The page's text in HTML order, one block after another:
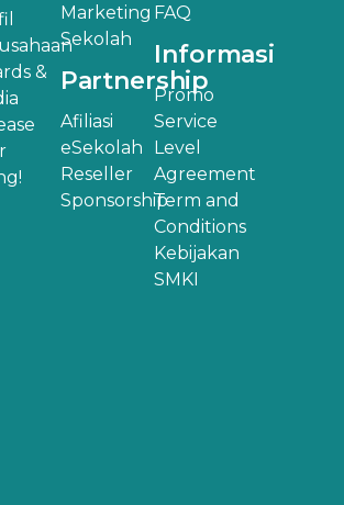
&
Marketing
Sekolah
Partnership
Afiliasi
eSekolah
Reseller
Sponsorship
FAQ
Informasi
Promo
Service
Level
Agreement
Term and
Conditions
Kebijakan
SMKI